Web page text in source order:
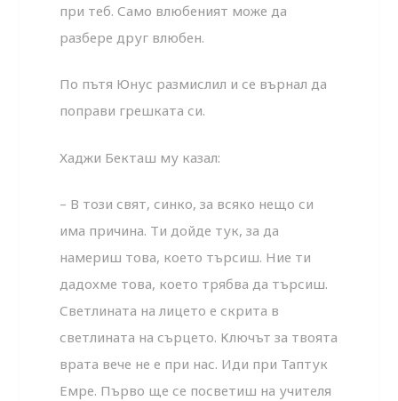
при теб. Само влюбеният може да
разбере друг влюбен.
По пътя Юнус размислил и се върнал да
поправи грешката си.
Хаджи Бекташ му казал:
– В този свят, синко, за всяко нещо си
има причина. Ти дойде тук, за да
намериш това, което търсиш. Ние ти
дадохме това, което трябва да търсиш.
Светлината на лицето е скрита в
светлината на сърцето. Ключът за твоята
врата вече не е при нас. Иди при Таптук
Емре. Първо ще се посветиш на учителя